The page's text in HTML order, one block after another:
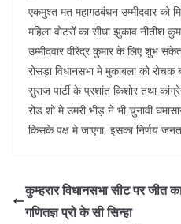
एकमुश्त मत महागठबंधन उम्मीदवार को
महिला वोटरों का सीधा झुकाव नीतीश
उम्मीदवार वीरेंद्र कुमार के लिए शुभ
रोसड़ा विधानसभा मे मुकाबला को
सुराज पार्टी के प्रशांत किशोर तथा
रोड शो मे उमरी भीड़ ने भी चुनावी
किसके पक्ष मे जाएगा, इसका निर्णय
कुम्हरार विधानसभा सीट पर जीत
गणितज्ञ प्रो के सी सिन्हा